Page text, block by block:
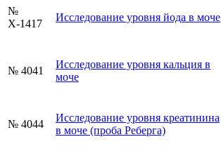
№
Х-1417
Исследование уровня йода в моче
№ 4041
Исследование уровня кальция в
моче
№ 4044
Исследование уровня креатинина
в моче (проба Реберга)